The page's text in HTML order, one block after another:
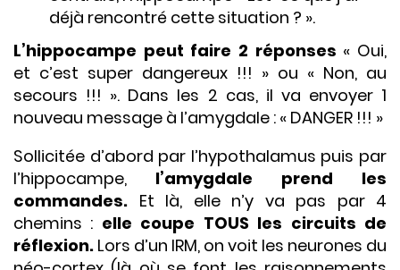
déjà rencontré cette situation ? ».
L’hippocampe peut faire 2 réponses « Oui,
et c’est super dangereux !!! » ou « Non, au
secours !!! ». Dans les 2 cas, il va envoyer 1
nouveau message à l’amygdale : « DANGER !!! »
Sollicitée d’abord par l’hypothalamus puis par
l’hippocampe, l’amygdale prend les
commandes. Et là, elle n’y va pas par 4
chemins : elle coupe TOUS les circuits de
réflexion. Lors d’un IRM, on voit les neurones du